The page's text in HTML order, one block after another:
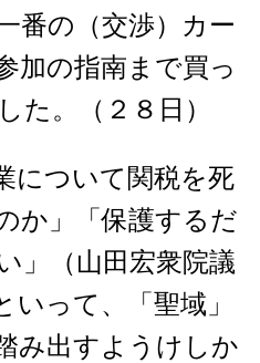
番の（交渉）カー
加の指南まで買っ
た。（２８日）
について関税を死
か」「保護するだ
」（山田宏衆院議
いって、「聖域」
み出すようけしか